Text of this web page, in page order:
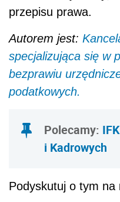
przepisu prawa.
Autorem jest:
specjalizująca się w
bezprawiu
podatkowych.
Polecamy:
i Kadrowych
Podyskutuj o tym na